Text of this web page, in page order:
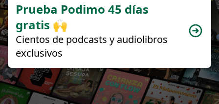
Prueba Podimo 45 días
gratis 🙌
Cientos de podcasts y audiolibros
exclusivos